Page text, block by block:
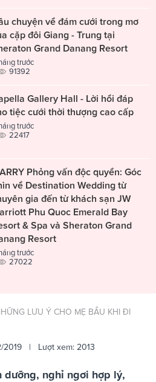
chuyện về đám cưới trong mơ
cặp đôi Giang - Trung tại
Grand Danang Resort
trước
91392
Gallery Hall - Lời hồi đáp
tiệc cưới thời thượng cao cấp
trước
22417
Phỏng vấn độc quyền: Góc
về Destination Wedding từ
gia đến từ khách sạn JW
Phu Quoc Emerald Bay
& Spa và Sheraton Grand
Resort
trước
27022
LƯU Ý CHO MẸ BẦU KHI ĐI
2019 | Lượt xem: 2013
dưỡng, nghỉ ngơi hợp lý,